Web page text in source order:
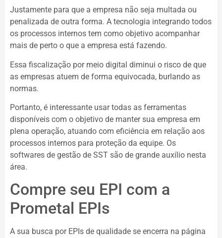
Justamente para que a empresa não seja multada ou
penalizada de outra forma. A tecnologia integrando todos
os processos internos tem como objetivo acompanhar
mais de perto o que a empresa está fazendo.
Essa fiscalização por meio digital diminui o risco de que
as empresas atuem de forma equivocada, burlando as
normas.
Portanto, é interessante usar todas as ferramentas
disponíveis com o objetivo de manter sua empresa em
plena operação, atuando com eficiência em relação aos
processos internos para proteção da equipe. Os
softwares de gestão de SST são de grande auxílio nesta
área.
Compre seu EPI com a
Prometal EPIs
A sua busca por EPIs de qualidade se encerra na página